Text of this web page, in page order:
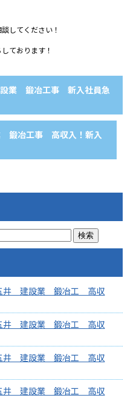
してください！
ております！
業 鍛冶工事 新入社員急
冶工事 高収入！新入
建設業 鍛冶工 高収
建設業 鍛冶工 高収
建設業 鍛冶工 高収
建設業 鍛冶工 高収